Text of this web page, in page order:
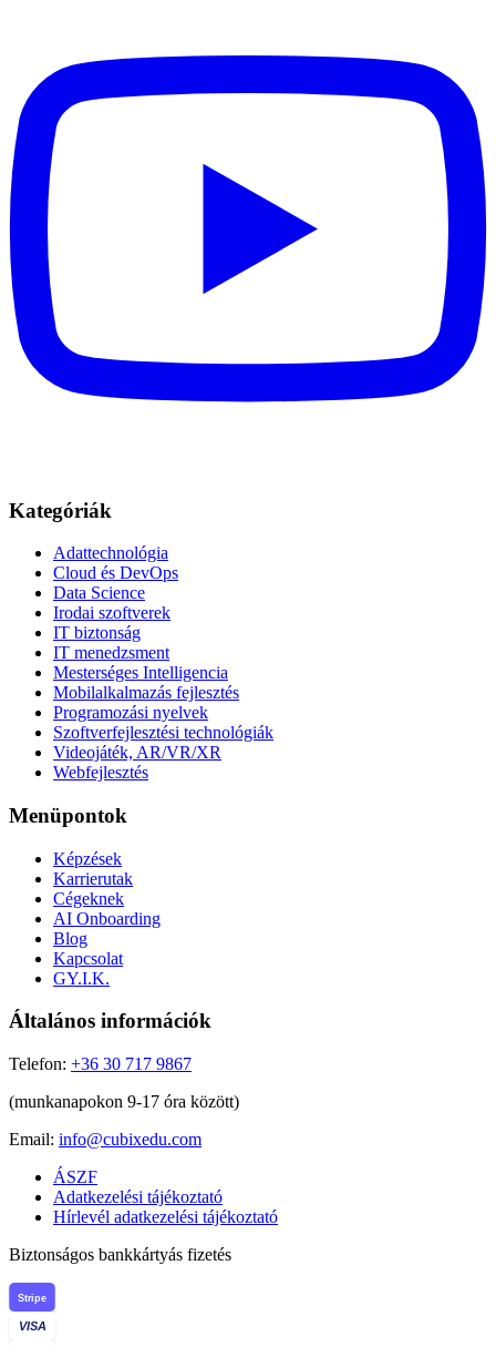
Kategóriák
Adattechnológia
Cloud és DevOps
Data Science
Irodai szoftverek
IT biztonság
IT menedzsment
Mesterséges Intelligencia
Mobilalkalmazás fejlesztés
Programozási nyelvek
Szoftverfejlesztési technológiák
Videojáték, AR/VR/XR
Webfejlesztés
Menüpontok
Képzések
Karrierutak
Cégeknek
AI Onboarding
Blog
Kapcsolat
GY.I.K.
Általános információk
Telefon: +36 30 717 9867
(munkanapokon 9-17 óra között)
Email: info@cubixedu.com
ÁSZF
Adatkezelési tájékoztató
Hírlevél adatkezelési tájékoztató
Biztonságos bankkártyás fizetés
Stripe
VISA